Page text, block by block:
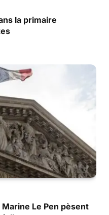
la primaire
Le Pen pèsent